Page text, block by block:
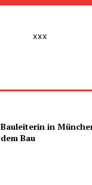
xxx
Bauleiterin in
dem Bau